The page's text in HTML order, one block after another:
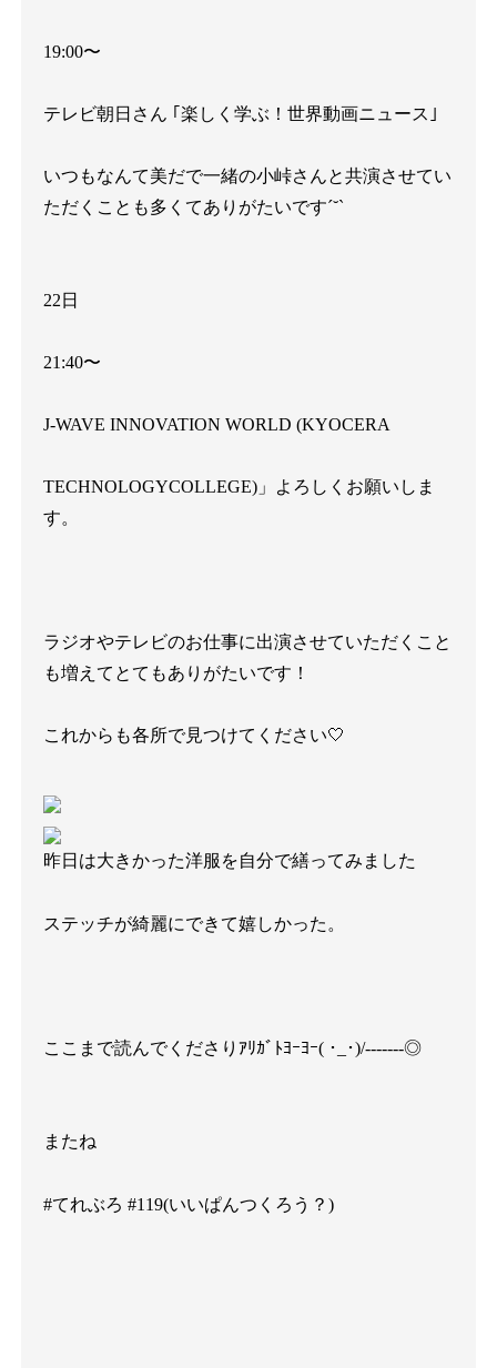
19:00〜
テレビ朝日さん ｢楽しく学ぶ！世界動画ニュース｣
いつもなんて美だで一緒の小峠さんと共演させてい
ただくことも多くてありがたいです´˘`
22 日
21:40〜
J-WAVE INNOVATION WORLD (KYOCERA
TECHNOLOGYCOLLEGE) 」よろしくお願いしま
す。
ラジオやテレビのお仕事に出演させていただくこと
も増えてとてもありがたいです！
これからも各所で見つけてください🤍
昨日は大きかった洋服を自分で繕ってみました
ステッチが綺麗にできて嬉しかった。
ここまで読んでくださりｱﾘｶﾞﾄﾖｰﾖｰ( ･_･)/-------◎
またね
#てれぶろ #119(いいぱんつくろう？)